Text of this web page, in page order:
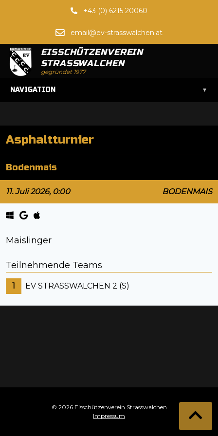
+43 (0) 6215 20060
email@ev-strasswalchen.at
EISSCHÜTZENVEREIN
STRASSWALCHEN
gegründet 1977
NAVIGATION ▾
Asphaltturnier
Bodenmais
11. Juli 2026, 0:00 BODENMAIS
Maislinger
Teilnehmende Teams
1 EV STRASSWALCHEN 2 (S)
© 2026 Eisschützenverein Strasswalchen
Impressum